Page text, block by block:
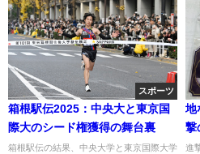
スポーツ
箱根駅伝2025：中央大と東京国
際大のシード権獲得の舞台裏
箱根駅伝の結果、中央大学と東京国際大学
地
撃
ベ
進